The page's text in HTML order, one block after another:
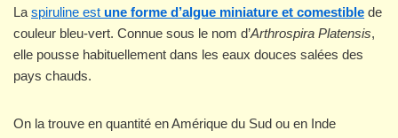
La spiruline est une forme d’algue miniature et comestible de
couleur bleu-vert. Connue sous le nom d’Arthrospira Platensis,
elle pousse habituellement dans les eaux douces salées des
pays chauds.
On la trouve en quantité en Amérique du Sud ou en Inde